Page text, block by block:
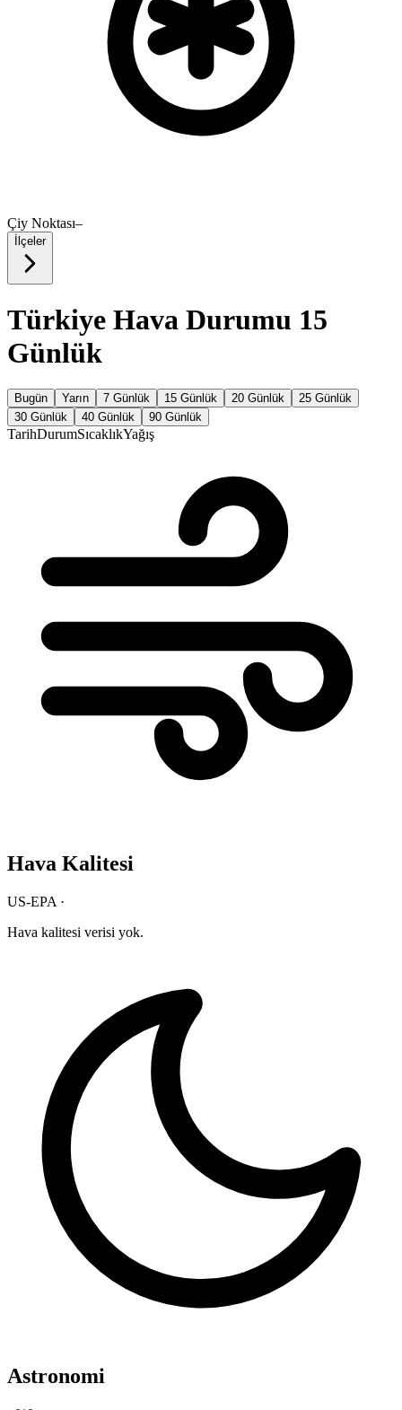
Çiy Noktası–
İlçeler
Türkiye Hava Durumu 15
Günlük
Bugün Yarın 7 Günlük 15 Günlük 20 Günlük
25 Günlük
30 Günlük
40 Günlük 90 Günlük
TarihDurumSıcaklıkYağış
Hava Kalitesi
US-EPA ·
Hava kalitesi verisi yok.
Astronomi